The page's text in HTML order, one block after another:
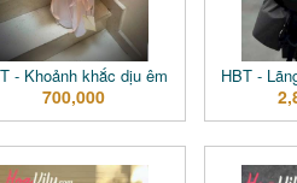
- Khoảnh khắc dịu êm
700,000
HBT -